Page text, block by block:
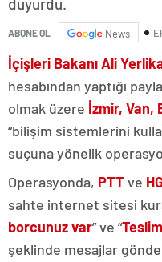
duyurdu.
ABONE OL News
İçişleri Bakanı Ali
hesabından yaptığı
olmak üzere İzmir, Van,
“bilişim sistemlerini
suçuna yönelik
Operasyonda, PTT ve
sahte internet sitesi
borcunuz var” ve “
şeklinde mesajlar